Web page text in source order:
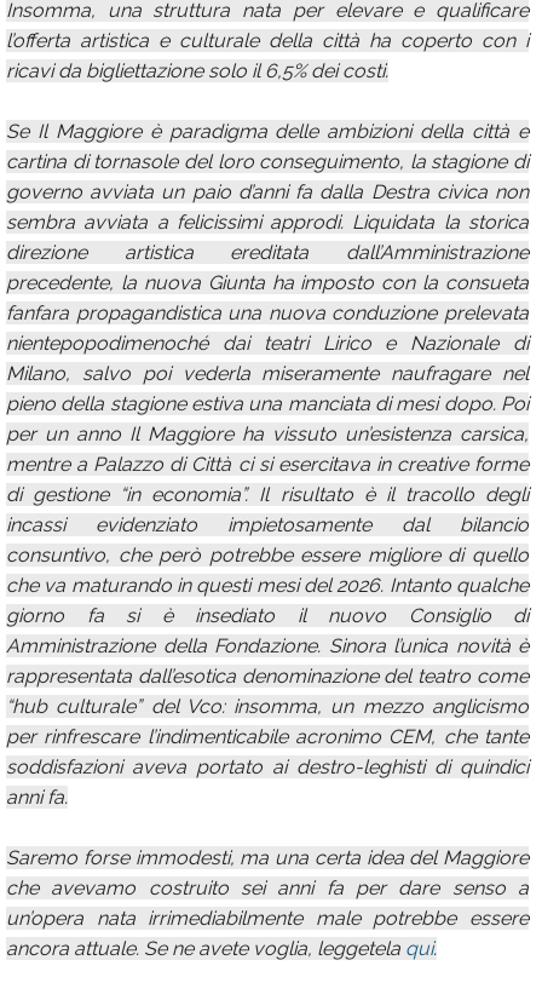
Insomma, una struttura nata per elevare e qualificare
l’offerta artistica e culturale della città ha coperto con i
ricavi da bigliettazione solo il 6,5% dei costi.
Se Il Maggiore è paradigma delle ambizioni della città e
cartina di tornasole del loro conseguimento, la stagione di
governo avviata un paio d’anni fa dalla Destra civica non
sembra avviata a felicissimi approdi. Liquidata la storica
direzione artistica ereditata dall’Amministrazione
precedente, la nuova Giunta ha imposto con la consueta
fanfara propagandistica una nuova conduzione prelevata
nientepopodimenoché dai teatri Lirico e Nazionale di
Milano, salvo poi vederla miseramente naufragare nel
pieno della stagione estiva una manciata di mesi dopo. Poi
per un anno Il Maggiore ha vissuto un’esistenza carsica,
mentre a Palazzo di Città ci si esercitava in creative forme
di gestione “in economia”. Il risultato è il tracollo degli
incassi evidenziato impietosamente dal bilancio
consuntivo, che però potrebbe essere migliore di quello
che va maturando in questi mesi del 2026. Intanto qualche
giorno fa si è insediato il nuovo Consiglio di
Amministrazione della Fondazione. Sinora l’unica novità è
rappresentata dall’esotica denominazione del teatro come
“hub culturale” del Vco: insomma, un mezzo anglicismo
per rinfrescare l’indimenticabile acronimo CEM, che tante
soddisfazioni aveva portato ai destro-leghisti di quindici
anni fa.
Saremo forse immodesti, ma una certa idea del Maggiore
che avevamo costruito sei anni fa per dare senso a
un’opera nata irrimediabilmente male potrebbe essere
ancora attuale. Se ne avete voglia, leggetela qui.